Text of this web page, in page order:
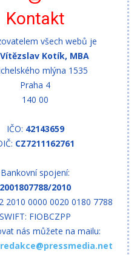
Kontakt
všech webů je
Kotík, MBA
mlýna 1535
Praha 4
140 00
IČO: 42143659
CZ7211162761
Bankovní spojení:
2001807788/2010
2010 0000 0020 0180 7788
SWIFT: FIOBCZPP
nás můžete na mailu:
redakce@pressmedia.net